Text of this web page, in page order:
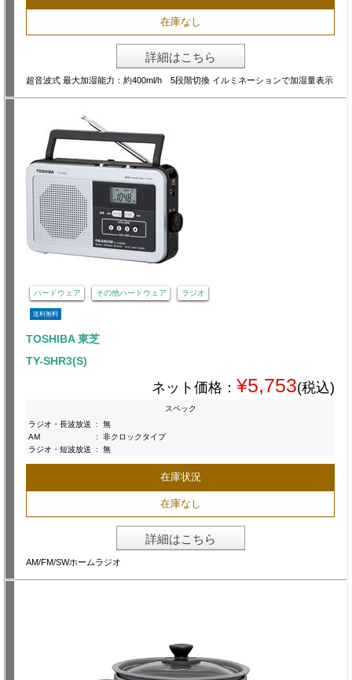
在庫なし
詳細はこちら
超音波式 最大加湿能力：約400ml/h 5段階切換 イルミネーションで加湿量表示
ハードウェア その他ハードウェア ラジオ
送料無料
TOSHIBA 東芝
TY-SHR3(S)
ネット価格： ¥5,753(税込)
スペック
ラジオ・長波放送
:
無
AM
:
非クロックタイプ
ラジオ・短波放送
: 無
在庫状況
在庫なし
詳細はこちら
AM/FM/SWホームラジオ